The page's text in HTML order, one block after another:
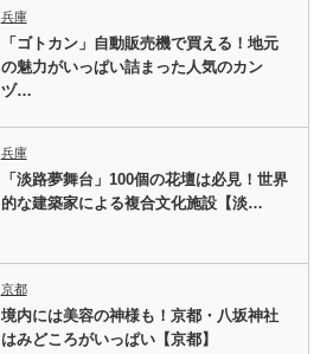
兵庫
「ゴトカン」自動販売機で買える！地元
の魅力がいっぱい詰まった人気のカン
ヅ…
兵庫
「淡路夢舞台」100個の花壇は必見！世界
的な建築家による複合文化施設【淡…
京都
境内には美容の神様も！京都・八坂神社
はみどころがいっぱい【京都】